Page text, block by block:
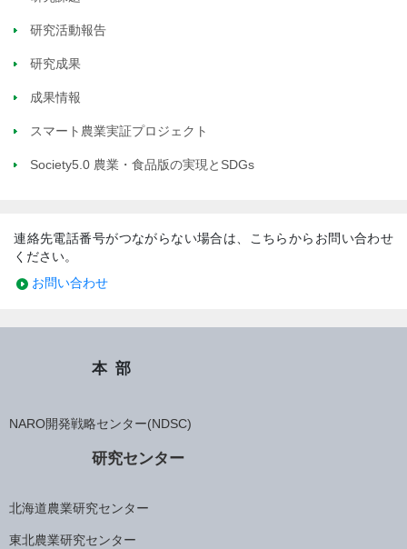
研究活動報告
研究成果
成果情報
スマート農業実証プロジェクト
Society5.0 農業・食品版の実現とSDGs
連絡先電話番号がつながらない場合は、こちらからお問い合わせ
ください。
お問い合わせ
本部
NARO開発戦略センター(NDSC)
研究センター
北海道農業研究センター
東北農業研究センター